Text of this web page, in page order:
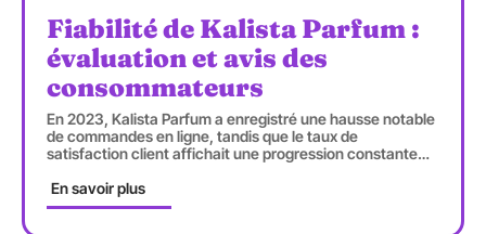
Fiabilité de Kalista Parfum :
évaluation et avis des
consommateurs
En 2023, Kalista Parfum a enregistré une hausse notable
de commandes en ligne, tandis que le taux de
satisfaction client affichait une progression constante…
En savoir plus